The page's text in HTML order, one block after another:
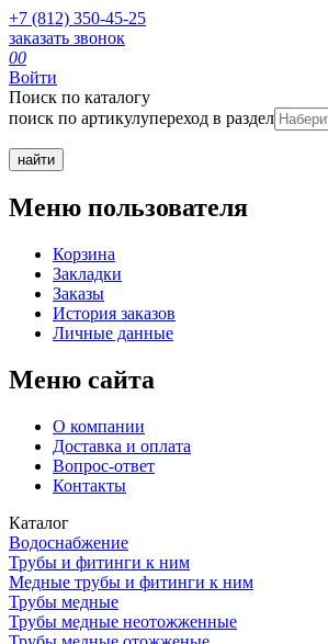
+7 (812) 350-45-25
заказать звонок
00
Войти
Поиск по каталогу
поиск по артикулупереход в раздел
Меню пользователя
Корзина
Закладки
Заказы
История заказов
Личные данные
Меню сайта
О компании
Доставка и оплата
Вопрос-ответ
Контакты
Каталог
Водоснабжение
Трубы и фитинги к ним
Медные трубы и фитинги к ним
Трубы медные
Трубы медные неотожженные